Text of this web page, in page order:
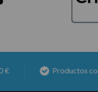
Productos con